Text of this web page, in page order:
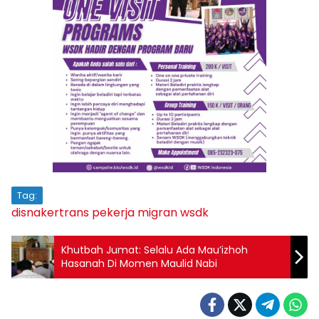
Tag:
disnakertrans pekerja migranwsdk
Khutbah Jumat: Selalu Ada Mau’izhoh
Hasanah Di Momen Maulid Nabi